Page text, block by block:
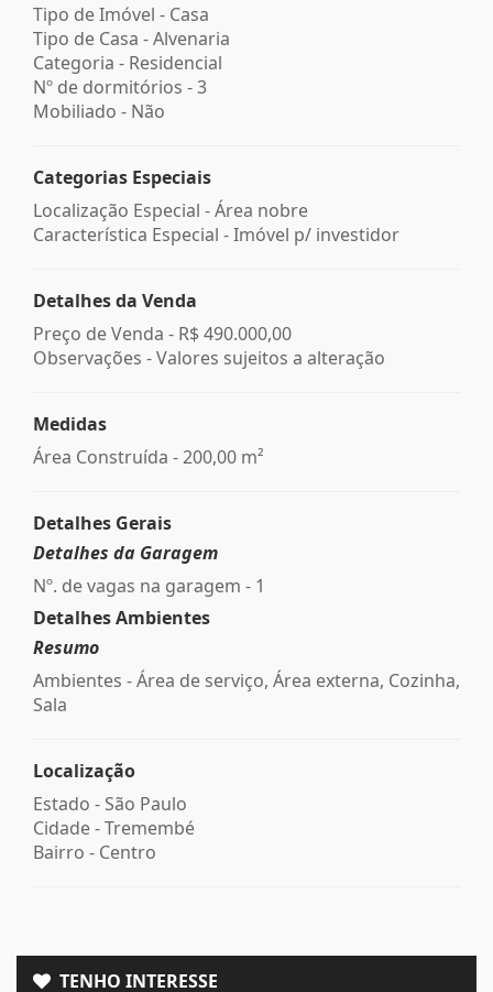
Tipo de Imóvel - Casa
Tipo de Casa - Alvenaria
Categoria - Residencial
Nº de dormitórios - 3
Mobiliado - Não
Categorias Especiais
Localização Especial - Área nobre
Característica Especial - Imóvel p/ investidor
Detalhes da Venda
Preço de Venda - R$ 490.000,00
Observações - Valores sujeitos a alteração
Medidas
Área Construída - 200,00 m²
Detalhes Gerais
Detalhes da Garagem
Nº. de vagas na garagem - 1
Detalhes Ambientes
Resumo
Ambientes - Área de serviço, Área externa, Cozinha,
Sala
Localização
Estado - São Paulo
Cidade -Tremembé
Bairro - Centro
TENHO INTERESSE